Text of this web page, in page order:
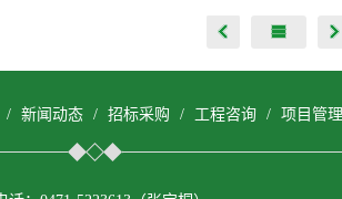
/ 新闻动态 / 招标采购 / 工程咨询 / 项目管理